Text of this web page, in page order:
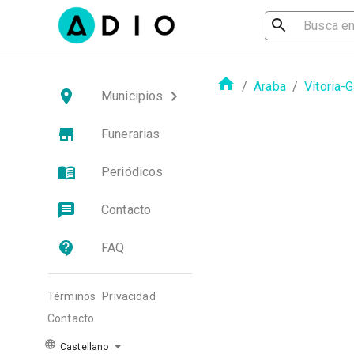
Municipios
Funerarias
Periódicos
Contacto
FAQ
Términos
Privacidad
Contacto
Castellano
/ Araba / Vitoria-